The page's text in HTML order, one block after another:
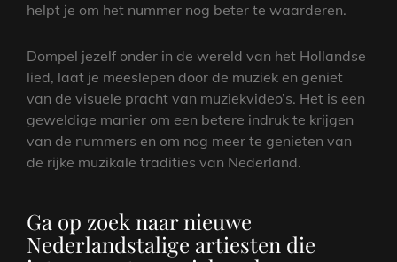
helpt je om het nummer nog beter te waarderen.
Dompel jezelf onder in de wereld van het Hollandse
lied, laat je meeslepen door de muziek en geniet
van de visuele pracht van muziekvideo’s. Het is een
geweldige manier om een betere indruk te krijgen
van de nummers en om nog meer te genieten van
de rijke muzikale tradities van Nederland.
Ga op zoek naar nieuwe
Nederlandstalige artiesten die